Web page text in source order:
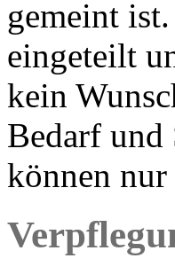
gemeint
eingeteilt
kein
Bedarf
können